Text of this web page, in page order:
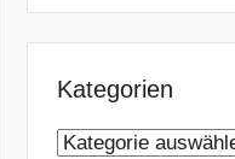
Kategorien
Kategorien